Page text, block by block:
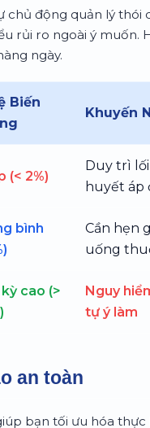
chủ động quản lý thói
rủi ro ngoài ý muốn.
ngày.
Biến
Khuyến
(< 2%)
Duy trì
huyết áp
bình
Cần hẹn
uống
cao (>
Nguy
tự ý làm
an toàn
bạn tối ưu hóa